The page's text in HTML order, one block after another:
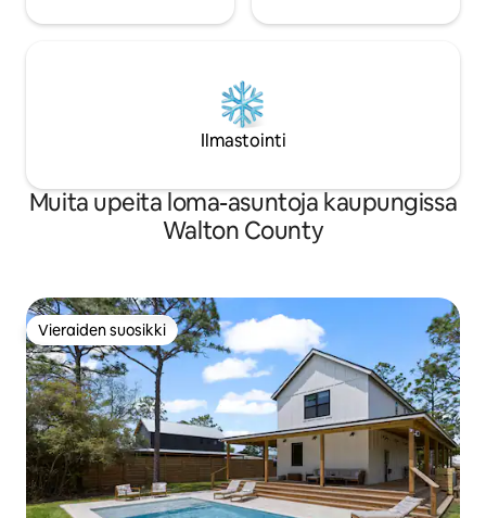
Ilmastointi
Muita upeita loma-asuntoja kaupungissa
Walton County
Vieraiden suosikki
Vieraiden suosikki